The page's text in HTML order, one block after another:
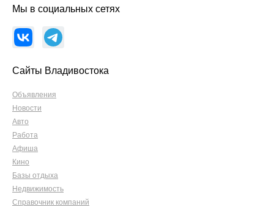
Мы в социальных сетях
Сайты Владивостока
Объявления
Новости
Авто
Работа
Афиша
Кино
Базы отдыха
Недвижимость
Справочник компаний